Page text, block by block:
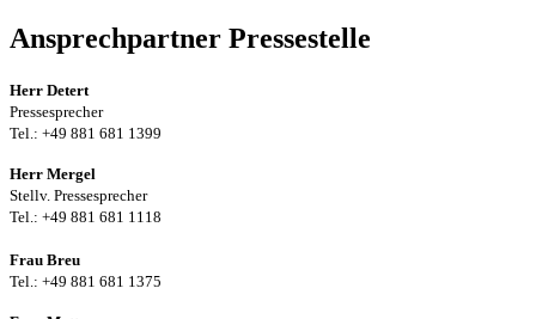
Ansprechpartner Pressestelle
Herr Detert
Pressesprecher
Tel.: +49 881 681 1399
Herr Mergel
Stellv. Pressesprecher
Tel.: +49 881 681 1118
Frau Breu
Tel.: +49 881 681 1375